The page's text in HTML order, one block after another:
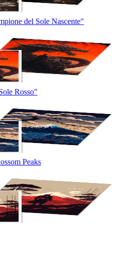
del Sole Nascente"
Rosso"
Peaks